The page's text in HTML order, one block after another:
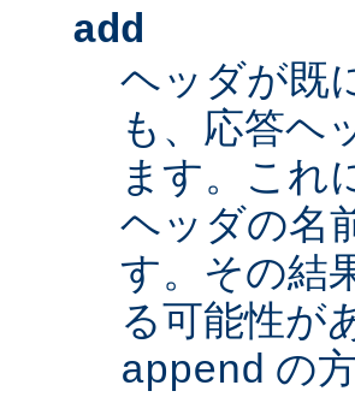
add
ヘッダが既
も、応答ヘ
ます。これ
ヘッダの名
す。その結
る可能性が
append の